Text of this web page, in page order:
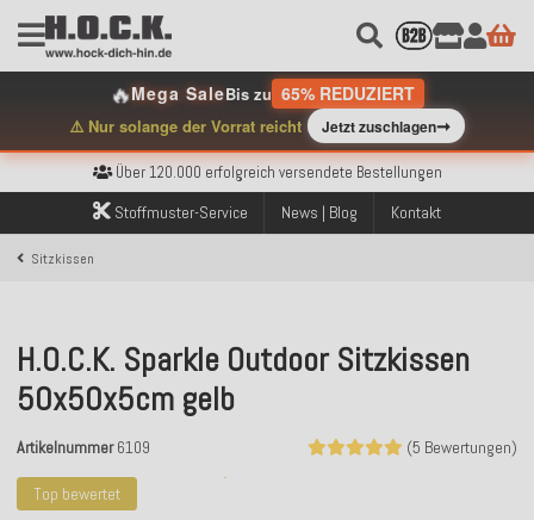
🔥Mega SaleBis zu 65% REDUZIERT
⚠️ Nur solange der Vorrat reicht Jetzt zuschlagen➞
Kostenloser Versand innerhalb Deutschlands ab 99€ Bestellwert
Über 120.000 erfolgreich versendete Bestellungen
Sicher bezahlen mit Klarna, PayPal & Amazon Pay
Kostenloser Versand innerhalb Deutschlands ab 99€ Bestellwert
Über 120.000 erfolgreich versendete Bestellungen
Sicher bezahlen mit Klarna, PayPal & Amazon Pay
Kostenloser Versand innerhalb Deutschlands ab 99€ Bestellwert
Stoffmuster-Service News | Blog Kontakt
Sitzkissen
Top bewertet
H.O.C.K. Sparkle Outdoor Sitzkissen
50x50x5cm gelb
(5 Bewertungen)
Artikelnummer 6109